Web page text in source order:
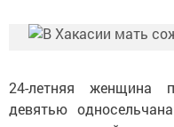
24-летняя женщина
девятью